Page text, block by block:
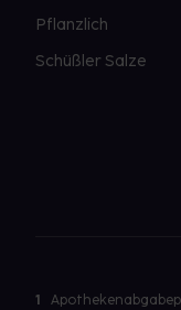
Pflanzlich
Schüßler Salze
1